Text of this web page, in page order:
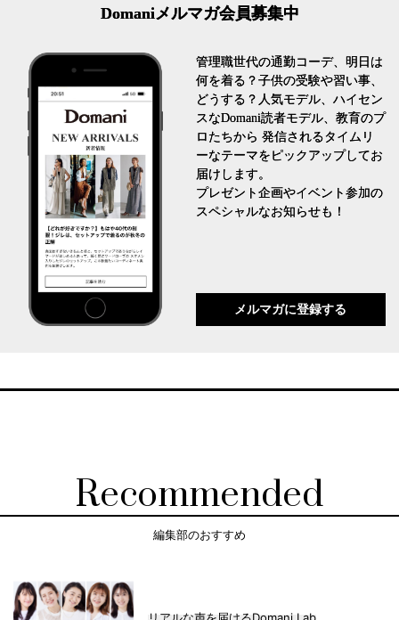
Domaniメルマガ会員募集中
管理職世代の通勤コーデ、明日は
何を着る？子供の受験や習い事、
どうする？人気モデル、ハイセン
スなDomani読者モデル、教育のプ
ロたちから 発信されるタイムリ
ーなテーマをピックアップしてお
届けします。
プレゼント企画やイベント参加の
スペシャルなお知らせも！
メルマガに登録する
Recommended
編集部のおすすめ